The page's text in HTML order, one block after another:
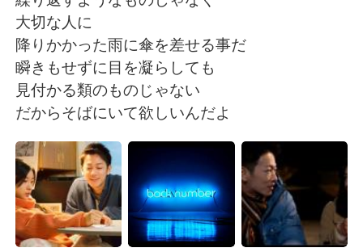
大切な人に
降りかかった雨に傘を差せる事だ
瞬きもせずに目を凝らしても
見付かる類のものじゃない
だからそばにいて欲しいんだよ